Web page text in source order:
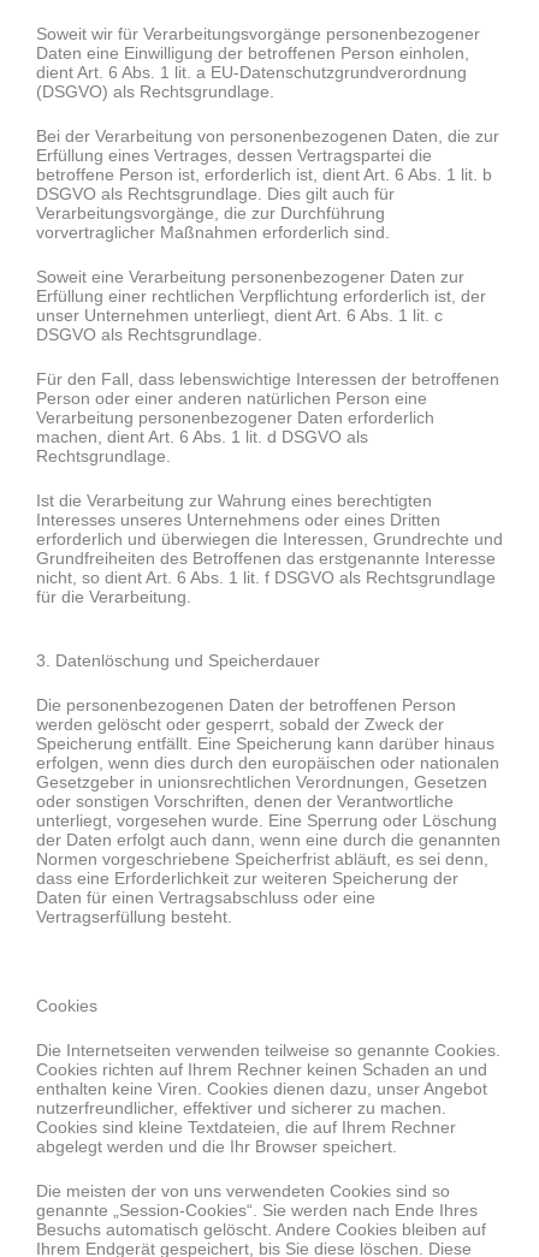
Soweit wir für Verarbeitungsvorgänge personenbezogener
Daten eine Einwilligung der betroffenen Person einholen,
dient Art. 6 Abs. 1 lit. a EU-Datenschutzgrundverordnung
(DSGVO) als Rechtsgrundlage.
Bei der Verarbeitung von personenbezogenen Daten, die zur
Erfüllung eines Vertrages, dessen Vertragspartei die
betroffene Person ist, erforderlich ist, dient Art. 6 Abs. 1 lit. b
DSGVO als Rechtsgrundlage. Dies gilt auch für
Verarbeitungsvorgänge, die zur Durchführung
vorvertraglicher Maßnahmen erforderlich sind.
Soweit eine Verarbeitung personenbezogener Daten zur
Erfüllung einer rechtlichen Verpflichtung erforderlich ist, der
unser Unternehmen unterliegt, dient Art. 6 Abs. 1 lit. c
DSGVO als Rechtsgrundlage.
Für den Fall, dass lebenswichtige Interessen der betroffenen
Person oder einer anderen natürlichen Person eine
Verarbeitung personenbezogener Daten erforderlich
machen, dient Art. 6 Abs. 1 lit. d DSGVO als
Rechtsgrundlage.
Ist die Verarbeitung zur Wahrung eines berechtigten
Interesses unseres Unternehmens oder eines Dritten
erforderlich und überwiegen die Interessen, Grundrechte und
Grundfreiheiten des Betroffenen das erstgenannte Interesse
nicht, so dient Art. 6 Abs. 1 lit. f DSGVO als Rechtsgrundlage
für die Verarbeitung.
3. Datenlöschung und Speicherdauer
Die personenbezogenen Daten der betroffenen Person
werden gelöscht oder gesperrt, sobald der Zweck der
Speicherung entfällt. Eine Speicherung kann darüber hinaus
erfolgen, wenn dies durch den europäischen oder nationalen
Gesetzgeber in unionsrechtlichen Verordnungen, Gesetzen
oder sonstigen Vorschriften, denen der Verantwortliche
unterliegt, vorgesehen wurde. Eine Sperrung oder Löschung
der Daten erfolgt auch dann, wenn eine durch die genannten
Normen vorgeschriebene Speicherfrist abläuft, es sei denn,
dass eine Erforderlichkeit zur weiteren Speicherung der
Daten für einen Vertragsabschluss oder eine
Vertragserfüllung besteht.
Cookies
Die Internetseiten verwenden teilweise so genannte Cookies.
Cookies richten auf Ihrem Rechner keinen Schaden an und
enthalten keine Viren. Cookies dienen dazu, unser Angebot
nutzerfreundlicher, effektiver und sicherer zu machen.
Cookies sind kleine Textdateien, die auf Ihrem Rechner
abgelegt werden und die Ihr Browser speichert.
Die meisten der von uns verwendeten Cookies sind so
genannte „Session-Cookies“. Sie werden nach Ende Ihres
Besuchs automatisch gelöscht. Andere Cookies bleiben auf
Ihrem Endgerät gespeichert, bis Sie diese löschen. Diese